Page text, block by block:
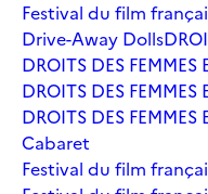
Festival du film
Drive-Away Dolls
DROITS DES
DROITS DES
DROITS DES
Cabaret
Festival du film